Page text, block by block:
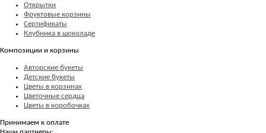
Открытки
Фруктовые корзины
Сертификаты
Клубника в шоколаде
Композиции и корзины
Авторские букеты
Детские букеты
Цветы в корзинах
Цветочные сердца
Цветы в коробочках
Принимаем к оплате